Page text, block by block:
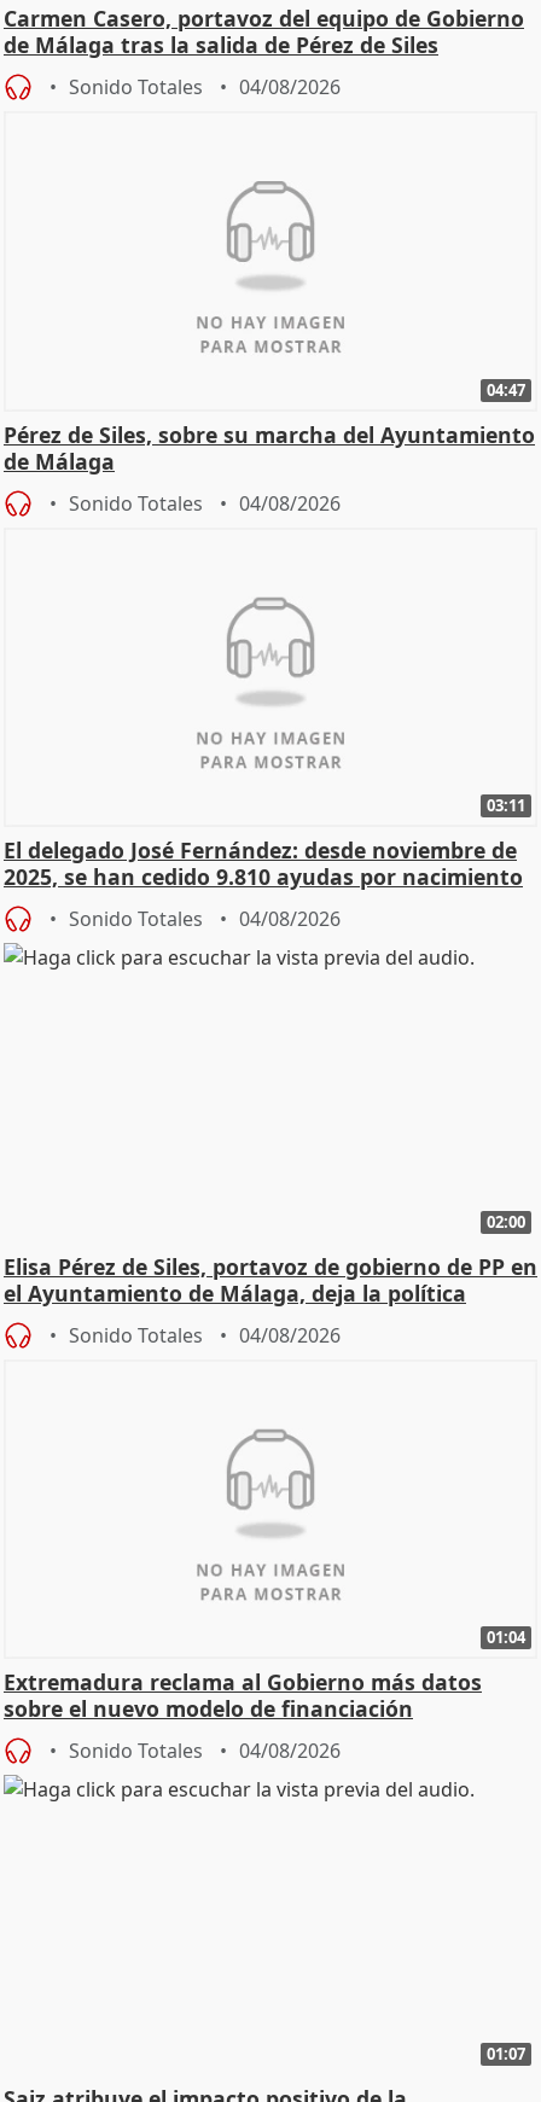
Carmen Casero, portavoz del equipo de Gobierno
de Málaga tras la salida de Pérez de Siles
Sonido Totales 04/08/2026
04:47
Pérez de Siles, sobre su marcha del Ayuntamiento
de Málaga
Sonido Totales 04/08/2026
03:11
El delegado José Fernández: desde noviembre de
2025, se han cedido 9.810 ayudas por nacimiento
Sonido Totales 04/08/2026
02:00
Elisa Pérez de Siles, portavoz de gobierno de PP en
el Ayuntamiento de Málaga, deja la política
Sonido Totales 04/08/2026
01:04
Extremadura reclama al Gobierno más datos
sobre el nuevo modelo de financiación
Sonido Totales 04/08/2026
01:07